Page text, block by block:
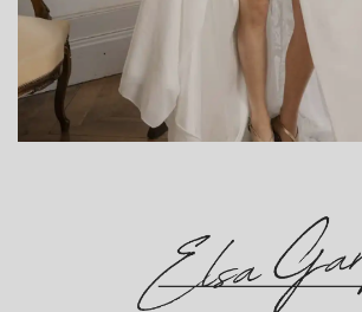
PRUDENCE